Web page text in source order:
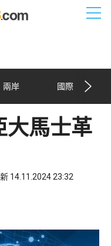
兩岸 國際
大馬士革
14.11.2024 23:32